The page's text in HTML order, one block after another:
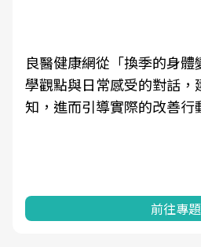
良醫健康網從「換季的身
學觀點與日常感受的對話，
知，進而引導實際的改善行
前往專題